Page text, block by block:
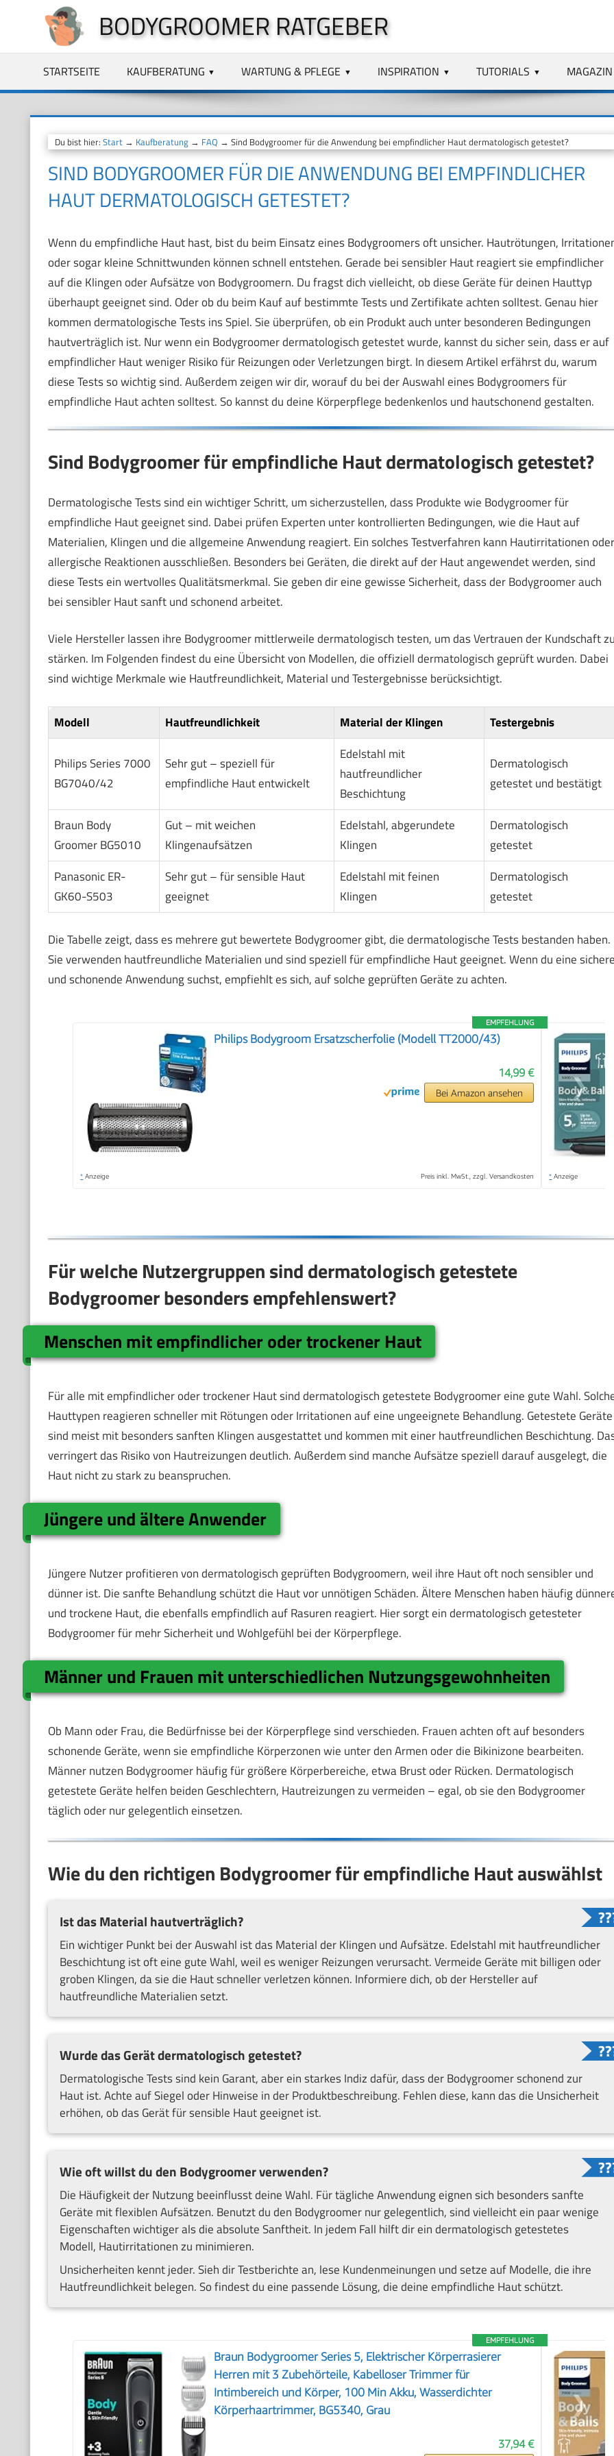
springen
BODYGROOMER RATGEBER
STARTSEITE KAUFBERATUNG WARTUNG & PFLEGE INSPIRATION TUTORIALS MAGAZIN
Du bist hier: Start→ Kaufberatung→ FAQ → Sind Bodygroomer für die Anwendung bei empfindlicher Haut dermatologisch getestet?
SIND BODYGROOMER FÜR DIE ANWENDUNG BEI EMPFINDLICHER
HAUT DERMATOLOGISCH GETESTET?
Wenn du empfindliche Haut hast, bist du beim Einsatz eines Bodygroomers oft unsicher. Hautrötungen,
oder sogar kleine Schnittwunden können schnell entstehen. Gerade bei sensibler Haut reagiert sie empfindlicher
auf die Klingen oder Aufsätze von Bodygroomern. Du fragst dich vielleicht, ob diese Geräte für deinen Hauttyp
überhaupt geeignet sind. Oder ob du beim Kauf auf bestimmte Tests und Zertifikate achten solltest. Genau hier
kommen dermatologische Tests ins Spiel. Sie überprüfen, ob ein Produkt auch unter besonderen Bedingungen
hautverträglich ist. Nur wenn ein Bodygroomer dermatologisch getestet wurde, kannst du sicher sein, dass er auf
empfindlicher Haut weniger Risiko für Reizungen oder Verletzungen birgt. In diesem Artikel erfährst du, warum
diese Tests so wichtig sind. Außerdem zeigen wir dir, worauf du bei der Auswahl eines Bodygroomers für
empfindliche Haut achten solltest. So kannst du deine Körperpflege bedenkenlos und hautschonend gestalten.
Sind Bodygroomer für empfindliche Haut dermatologisch getestet?
Dermatologische Tests sind ein wichtiger Schritt, um sicherzustellen, dass Produkte wie Bodygroomer für
empfindliche Haut geeignet sind. Dabei prüfen Experten unter kontrollierten Bedingungen, wie die Haut auf
Materialien, Klingen und die allgemeine Anwendung reagiert. Ein solches Testverfahren kann Hautirritationen oder
allergische Reaktionen ausschließen. Besonders bei Geräten, die direkt auf der Haut angewendet werden, sind
diese Tests ein wertvolles Qualitätsmerkmal. Sie geben dir eine gewisse Sicherheit, dass der Bodygroomer auch
bei sensibler Haut sanft und schonend arbeitet.
Viele Hersteller lassen ihre Bodygroomer mittlerweile dermatologisch testen, um das Vertrauen der Kundschaft
stärken. Im Folgenden findest du eine Übersicht von Modellen, die offiziell dermatologisch geprüft wurden. Dabei
sind wichtige Merkmale wie Hautfreundlichkeit, Material und Testergebnisse berücksichtigt.
Modell Hautfreundlichkeit Material der Klingen Testergebnis
Philips Series 7000
BG7040/42
Sehr gut – speziell für
empfindliche Haut entwickelt
Edelstahl mit
hautfreundlicher
Beschichtung
Dermatologisch
getestet und bestätigt
Braun Body
Groomer BG5010
Gut – mit weichen
Klingenaufsätzen
Edelstahl, abgerundete
Klingen
Dermatologisch
getestet
Panasonic ER-
GK60-S503
Sehr gut – für sensible Haut
geeignet
Edelstahl mit feinen
Klingen
Dermatologisch
getestet
Die Tabelle zeigt, dass es mehrere gut bewertete Bodygroomer gibt, die dermatologische Tests bestanden haben.
Sie verwenden hautfreundliche Materialien und sind speziell für empfindliche Haut geeignet. Wenn du eine
und schonende Anwendung suchst, empfiehlt es sich, auf solche geprüften Geräte zu achten.
EMPFEHLUNG
Philips Bodygroom Ersatzscherfolie (Modell TT2000/43)
14,99 €
Bei Amazon ansehen
* Anzeige Preis inkl. MwSt., zzgl. Versandkosten * Anzeige
❯
Für welche Nutzergruppen sind dermatologisch getestete
Bodygroomer besonders empfehlenswert?
Menschen mit empfindlicher oder trockener Haut
Für alle mit empfindlicher oder trockener Haut sind dermatologisch getestete Bodygroomer eine gute Wahl.
Hauttypen reagieren schneller mit Rötungen oder Irritationen auf eine ungeeignete Behandlung. Getestete Geräte
sind meist mit besonders sanften Klingen ausgestattet und kommen mit einer hautfreundlichen Beschichtung.
verringert das Risiko von Hautreizungen deutlich. Außerdem sind manche Aufsätze speziell darauf ausgelegt, die
Haut nicht zu stark zu beanspruchen.
Jüngere und ältere Anwender
Jüngere Nutzer profitieren von dermatologisch geprüften Bodygroomern, weil ihre Haut oft noch sensibler und
dünner ist. Die sanfte Behandlung schützt die Haut vor unnötigen Schäden. Ältere Menschen haben häufig
und trockene Haut, die ebenfalls empfindlich auf Rasuren reagiert. Hier sorgt ein dermatologisch getesteter
Bodygroomer für mehr Sicherheit und Wohlgefühl bei der Körperpflege.
Männer und Frauen mit unterschiedlichen Nutzungsgewohnheiten
Ob Mann oder Frau, die Bedürfnisse bei der Körperpflege sind verschieden. Frauen achten oft auf besonders
schonende Geräte, wenn sie empfindliche Körperzonen wie unter den Armen oder die Bikinizone bearbeiten.
Männer nutzen Bodygroomer häufig für größere Körperbereiche, etwa Brust oder Rücken. Dermatologisch
getestete Geräte helfen beiden Geschlechtern, Hautreizungen zu vermeiden – egal, ob sie den Bodygroomer
täglich oder nur gelegentlich einsetzen.
Wie du den richtigen Bodygroomer für empfindliche Haut auswählst
Ist das Material hautverträglich?
Ein wichtiger Punkt bei der Auswahl ist das Material der Klingen und Aufsätze. Edelstahl mit hautfreundlicher
Beschichtung ist oft eine gute Wahl, weil es weniger Reizungen verursacht. Vermeide Geräte mit billigen oder
groben Klingen, da sie die Haut schneller verletzen können. Informiere dich, ob der Hersteller auf
hautfreundliche Materialien setzt.
Wurde das Gerät dermatologisch getestet?
Dermatologische Tests sind kein Garant, aber ein starkes Indiz dafür, dass der Bodygroomer schonend zur
Haut ist. Achte auf Siegel oder Hinweise in der Produktbeschreibung. Fehlen diese, kann das die Unsicherheit
erhöhen, ob das Gerät für sensible Haut geeignet ist.
Wie oft willst du den Bodygroomer verwenden?
Die Häufigkeit der Nutzung beeinflusst deine Wahl. Für tägliche Anwendung eignen sich besonders sanfte
Geräte mit flexiblen Aufsätzen. Benutzt du den Bodygroomer nur gelegentlich, sind vielleicht ein paar wenige
Eigenschaften wichtiger als die absolute Sanftheit. In jedem Fall hilft dir ein dermatologisch getestetes
Modell, Hautirritationen zu minimieren.
Unsicherheiten kennt jeder. Sieh dir Testberichte an, lese Kundenmeinungen und setze auf Modelle, die ihre
Hautfreundlichkeit belegen. So findest du eine passende Lösung, die deine empfindliche Haut schützt.
EMPFEHLUNG
Braun Bodygroomer Series 5, Elektrischer Körperrasierer
Herren mit 3 Zubehörteile, Kabelloser Trimmer für
Intimbereich und Körper, 100 Min Akku, Wasserdichter
Körperhaartrimmer, BG5340, Grau
37,94 €
❯